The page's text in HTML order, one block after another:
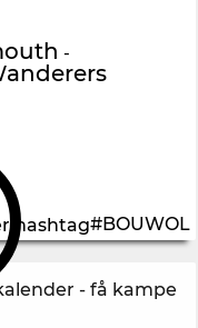
-
#BOUWOL
- få kampe